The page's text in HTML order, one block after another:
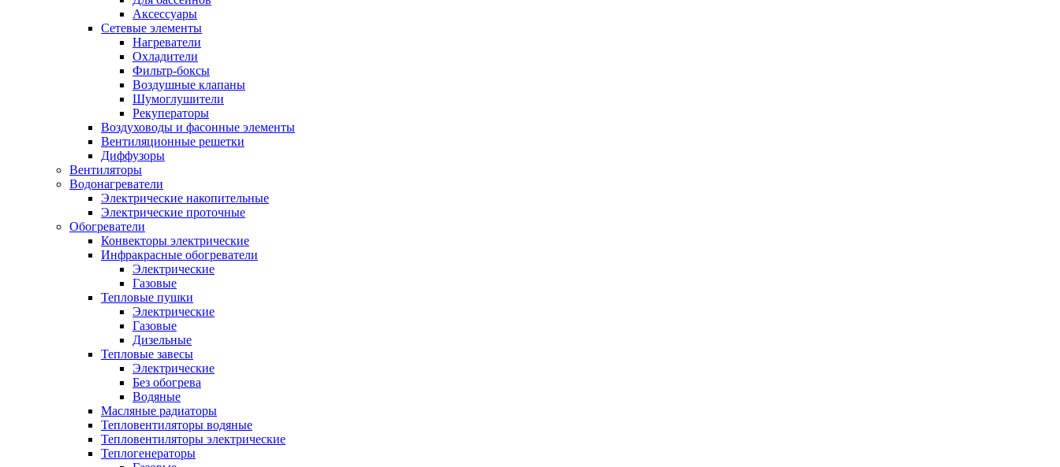
Аксессуары
Сетевые элементы
Нагреватели
Охладители
Фильтр-боксы
Воздушные клапаны
Шумоглушители
Рекуператоры
Воздуховоды и фасонные элементы
Вентиляционные решетки
Диффузоры
Вентиляторы
Водонагреватели
Электрические накопительные
Электрические проточные
Обогреватели
Конвекторы электрические
Инфракрасные обогреватели
Электрические
Газовые
Тепловые пушки
Электрические
Газовые
Дизельные
Тепловые завесы
Электрические
Без обогрева
Водяные
Масляные радиаторы
Тепловентиляторы водяные
Тепловентиляторы электрические
Теплогенераторы